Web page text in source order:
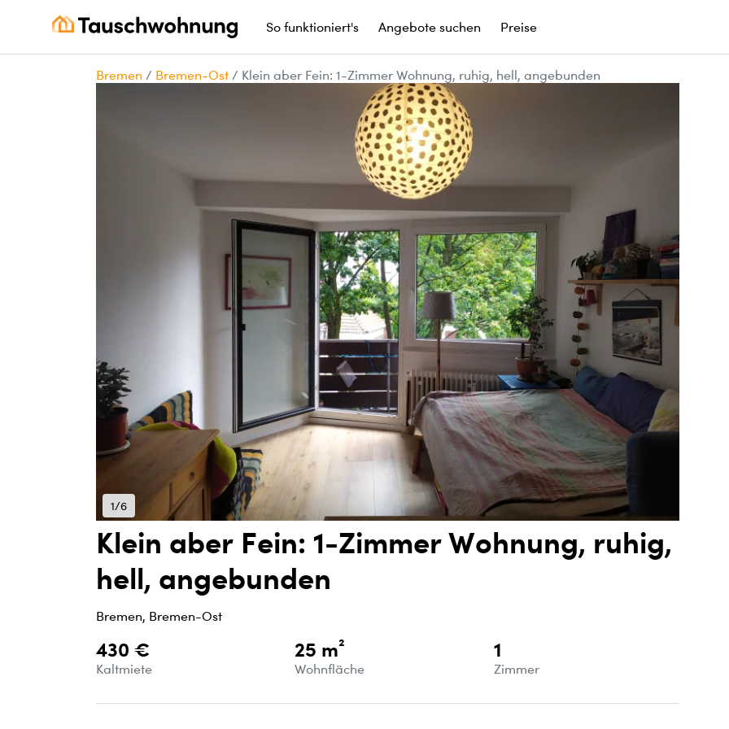
So funktioniert's Angebote suchen Preise
Bremen / Bremen-Ost / Klein aber Fein: 1-Zimmer Wohnung, ruhig, hell, angebunden
1/6
Klein aber Fein: 1-Zimmer Wohnung, ruhig,
hell, angebunden
Bremen, Bremen-Ost
430 €
Kaltmiete
25 m²
Wohnfläche
1
Zimmer